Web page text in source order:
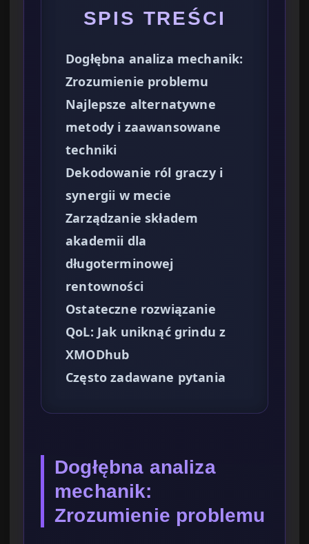
SPIS TREŚCI
Dogłębna analiza mechanik:
Zrozumienie problemu
Najlepsze alternatywne
metody i zaawansowane
techniki
Dekodowanie ról graczy i
synergii w mecie
Zarządzanie składem
akademii dla
długoterminowej
rentowności
Ostateczne rozwiązanie
QoL: Jak uniknąć grindu z
XMODhub
Często zadawane pytania
Dogłębna analiza
mechanik:
Zrozumienie problemu